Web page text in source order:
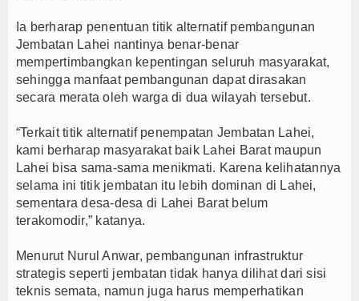
Ia berharap penentuan titik alternatif pembangunan
Jembatan Lahei nantinya benar-benar
mempertimbangkan kepentingan seluruh masyarakat,
sehingga manfaat pembangunan dapat dirasakan
secara merata oleh warga di dua wilayah tersebut.
“Terkait titik alternatif penempatan Jembatan Lahei,
kami berharap masyarakat baik Lahei Barat maupun
Lahei bisa sama-sama menikmati. Karena kelihatannya
selama ini titik jembatan itu lebih dominan di Lahei,
sementara desa-desa di Lahei Barat belum
terakomodir,” katanya.
Menurut Nurul Anwar, pembangunan infrastruktur
strategis seperti jembatan tidak hanya dilihat dari sisi
teknis semata, namun juga harus memperhatikan